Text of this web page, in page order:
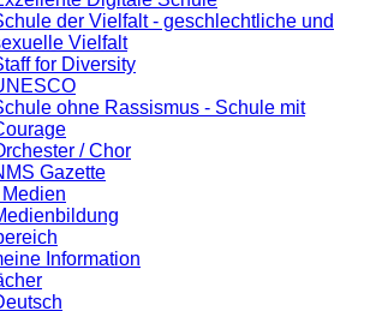
der Vielfalt - geschlechtliche und
Vielfalt
for Diversity
ohne Rassismus - Schule mit
/ Chor
Gazette
Medien
Information